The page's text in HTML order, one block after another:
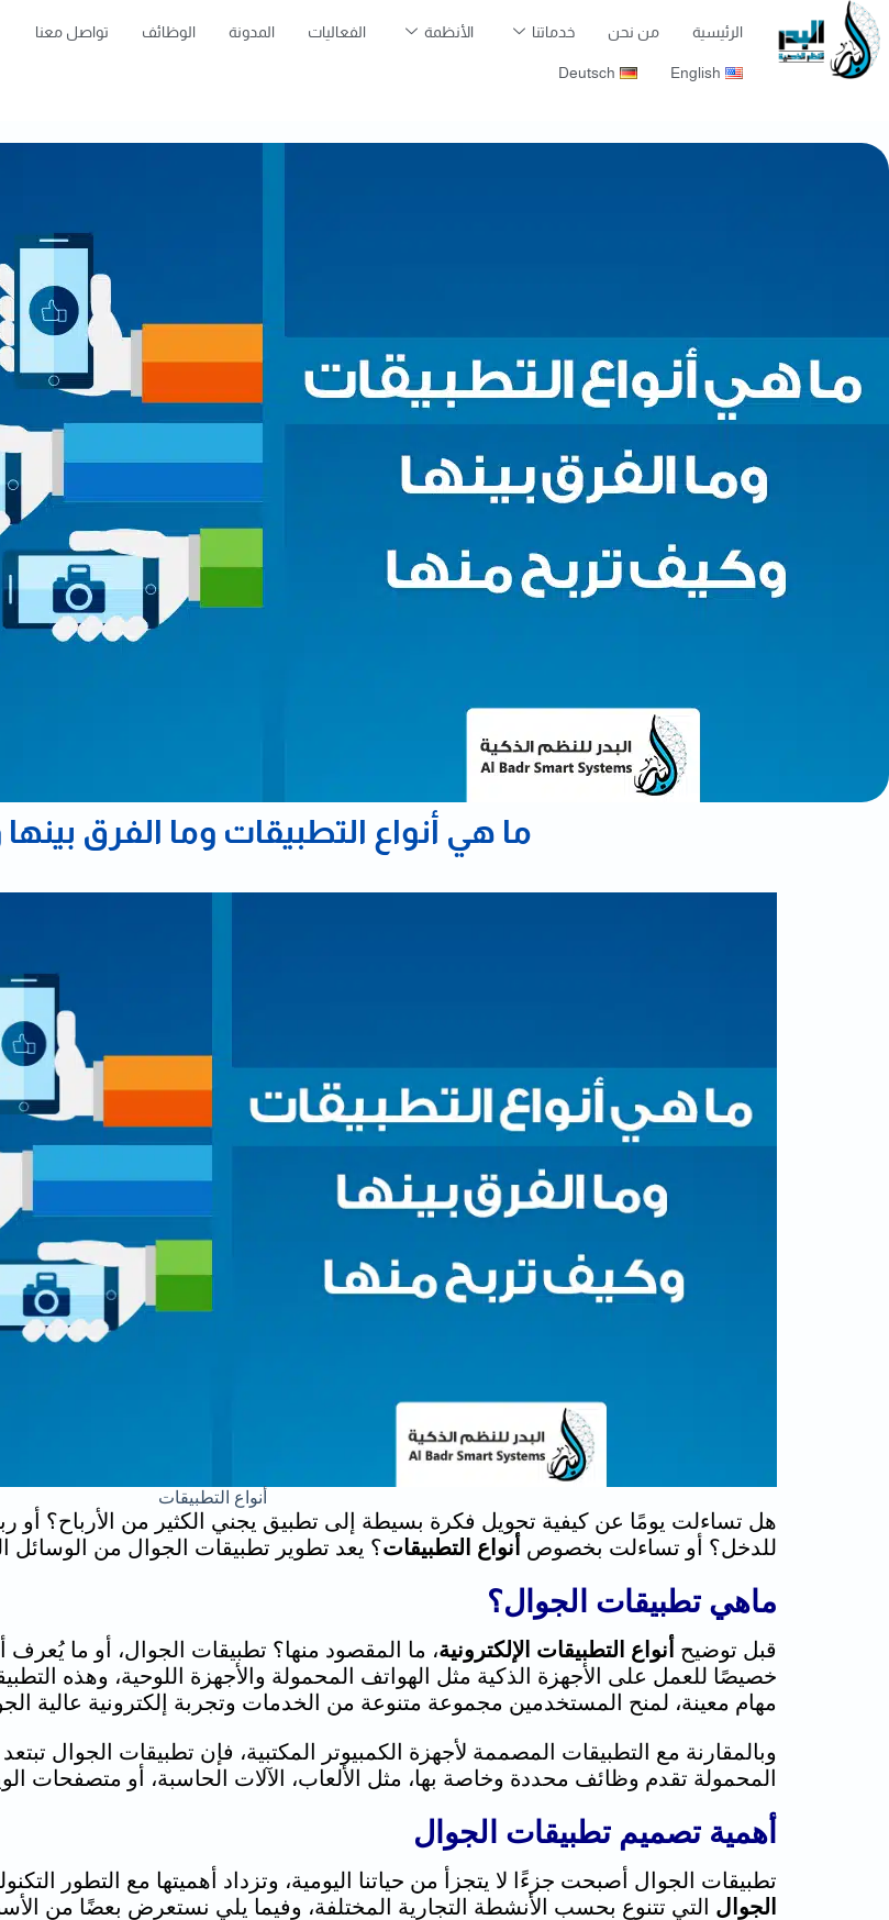
الرئيسية من نحن خدماتنا الأنظمة الفعاليات المدونة الوظائف تواصل معنا
English
Deutsch
ما هي أنواع التطبيقات وما الفرق
أنواع التطبيقات
هل تساءلت يومًا عن كيفية تحويل فكرة بسيطة إلى تطبيق يجني الكثير من الأرباح؟ أو
للدخل؟ أو تساءلت بخصوص أنواع التطبيقات؟ يعد تطوير تطبيقات الجوال من الوسائل
ماهي تطبيقات الجوال؟
قبل توضيح أنواع التطبيقات الإلكترونية، ما المقصود منها؟ تطبيقات الجوال، أو ما يُعرف
خصيصًا للعمل على الأجهزة الذكية مثل الهواتف المحمولة والأجهزة اللوحية، وهذه
مهام معينة، لمنح المستخدمين مجموعة متنوعة من الخدمات وتجربة إلكترونية عالية
وبالمقارنة مع التطبيقات المصممة لأجهزة الكمبيوتر المكتبية، فإن تطبيقات الجوال
المحمولة تقدم وظائف محددة وخاصة بها، مثل الألعاب، الآلات الحاسبة، أو متصفحات
أهمية تصميم تطبيقات الجوال
تطبيقات الجوال أصبحت جزءًا لا يتجزأ من حياتنا اليومية، وتزداد أهميتها مع التطور
الجوال التي تتنوع بحسب الأنشطة التجارية المختلفة، وفيما يلي نستعرض بعضًا من